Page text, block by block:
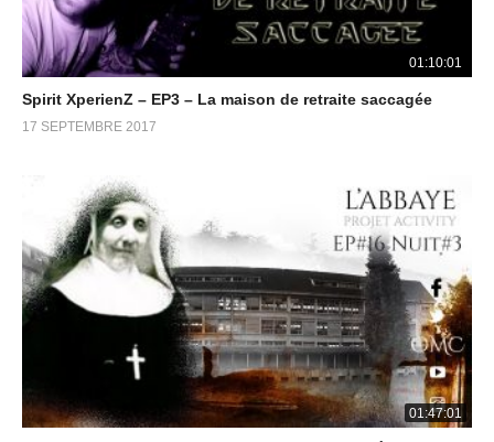
01:10:01
Spirit XperienZ – EP3 – La maison de retraite saccagée
17 SEPTEMBRE 2017
01:47:01